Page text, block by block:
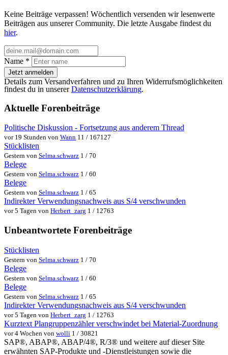
Keine Beiträge verpassen! Wöchentlich versenden wir lesenwerte
Beiträgen aus unserer Community. Die letzte Ausgabe findest du
hier.
Name *
Jetzt anmelden
Details zum Versandverfahren und zu Ihren Widerrufsmöglichkeiten
findest du in unsererDatenschutzerklärung.
Aktuelle Forenbeiträge
Politische Diskussion - Fortsetzung aus anderem Thread
vor 19 Stunden von Wann 11 / 167127
Stücklisten
Gestern von Selma.schwarz 1 / 70
Belege
Gestern von Selma.schwarz 1 / 60
Belege
Gestern von Selma.schwarz 1 / 65
Indirekter Verwendungsnachweis aus S/4 verschwunden
vor 5 Tagen von Herbert_zarg 1 / 12763
Unbeantwortete Forenbeiträge
Stücklisten
Gestern von Selma.schwarz 1 / 70
Belege
Gestern von Selma.schwarz 1 / 60
Belege
Gestern von Selma.schwarz 1 / 65
Indirekter Verwendungsnachweis aus S/4 verschwunden
vor 5 Tagen von Herbert_zarg 1 / 12763
Kurztext Plangruppenzähler verschwindet bei Material-Zuordnung
vor 4 Wochen von wolli 1 / 30821
SAP®, ABAP®, ABAP/4®, R/3® und weitere auf dieser Site
erwähnten SAP-Produkte und -Dienstleistungen sowie die